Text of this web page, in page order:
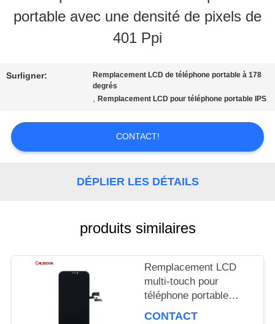
NOUS
D'USINE
CONTRÔLE
DE
SOUMISSION
portable avec une densité de pixels de
401 Ppi
Surligner:
Remplacement LCD de téléphone portable à 178
degrés
,Remplacement LCD pour téléphone portable IPS
CONTACT!
DÉPLIER LES DÉTAILS
produits similaires
Remplacement LCD
multi-touch pour
téléphone portable
avec taux de
CONTACT